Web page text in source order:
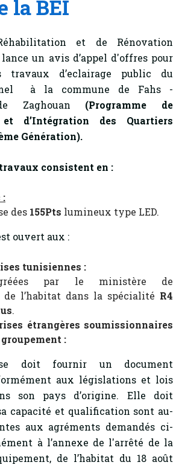
la BEI
et de Rénovation
lance un avis d’appel d'offres pour
travaux d’eclairage public du
à la commune de Fahs -
Zaghouan (Programme de
d’Intégration des Quartiers
Génération).
consistent en :
:
des 155Pts lumineux type LED.
ouvert aux :
tunisiennes :
par le ministère de
de l’habitat dans la spécialité R4
.
étrangères soumissionnaires
groupement :
doit fournir un document
aux législations et lois
son pays d’origine. Elle doit
capacité et qualification sont au-
aux agréments demandés ci-
à l’annexe de l'arrêté de la
de l’habitat du 18 août